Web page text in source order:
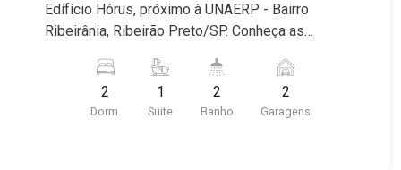
Edifício Hórus, próximo à UNAERP - Bairro
Ribeirânia, Ribeirão Preto/SP. Conheça as
Imobiliária selecionou para você: - 72m² de área
útil - 2 dormitórios sendo 1 suíte - Banheiro
social - Sala 2 ambientes - Cozinha - Área de
2
Dorm.
1
Suite
2
Banho
2
Garagens